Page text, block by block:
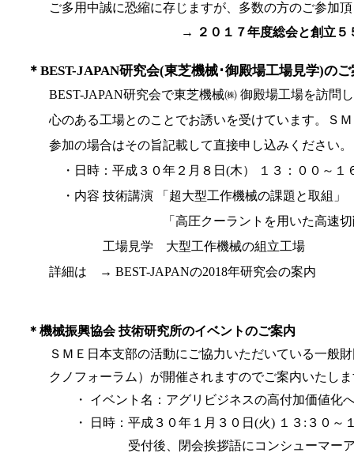
ご多用中誠に恐縮に存じますが、多数の方のご参
→ ２０１７年度総会と創立５
＊BEST-JAPAN研究会(東芝機械･御殿場工場見学)の
BEST-JAPAN研究会で東芝機械㈱ 御殿場工場を訪問
心のある工場とのことでお誘いを受けています。Ｓ
参加の場合はその旨記載して直接申し込みください。
・日時：平成３０年２月８日(木） １３：００～１
・内容 技術講演 「超大型工作機械の課題と取組」
「高圧クーラントを用いた高速切削
工場見学 大型工作機械の組立工場
詳細は
→ BEST-JAPANの2018年研究会の案内
＊機械振興協会 技術研究所のイベントのご案内
ＳＭＥ日本支部の活動にご協力いただいている一般
クノフォーラム）が開催されますのでご案内いたし
・ イベント名：アグリビジネスの高付加価値化
・ 日時：平成３０年１月３０日(火) １３:３０～
受付後、閉会挨拶語にコンシューマーアグ